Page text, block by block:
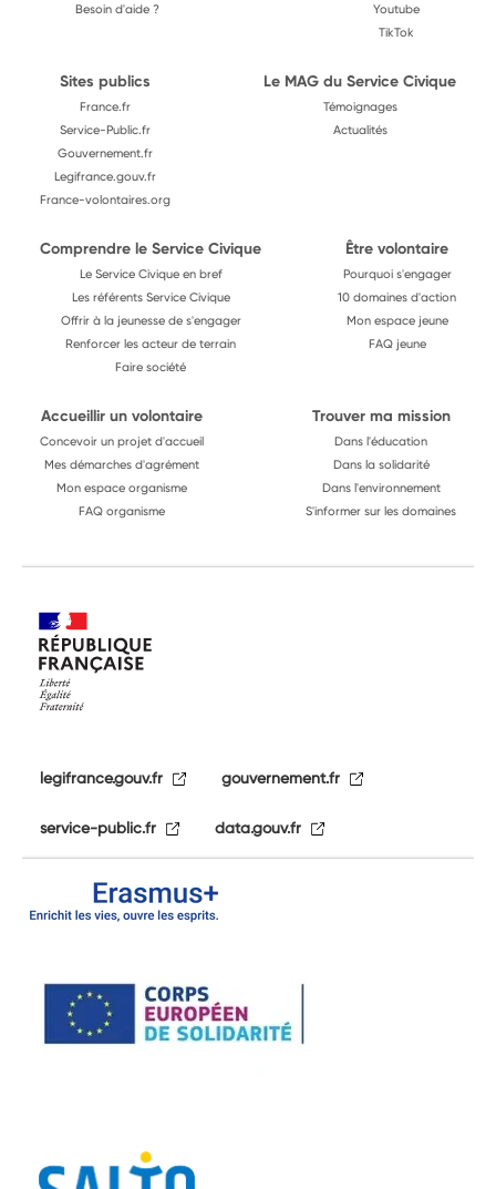
Besoin d'aide ?
Youtube
TikTok
Sites publics
France.fr
Service-Public.fr
Gouvernement.fr
Legifrance.gouv.fr
France-volontaires.org
Le MAG du Service Civique
Témoignages
Actualités
Comprendre le Service Civique
Le Service Civique en bref
Les référents Service Civique
Offrir à la jeunesse de s'engager
Renforcer les acteur de terrain
Faire société
Être volontaire
Pourquoi s'engager
10 domaines d'action
Mon espace jeune
FAQ jeune
Accueillir un volontaire
Concevoir un projet d'accueil
Mes démarches d'agrément
Mon espace organisme
FAQ organisme
Trouver ma mission
Dans l'éducation
Dans la solidarité
Dans l'environnement
S'informer sur les domaines
legifrance.gouv.fr gouvernement.fr
service-public.fr data.gouv.fr